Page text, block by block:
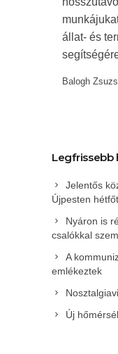
állat- és
Balogh
Legfrissebb
Jelentős
Újpesten
Nyáron is
csalókkal
A
emlékeztek
Új